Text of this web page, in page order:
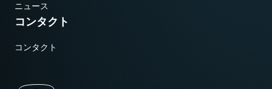
ニュース
コンタクト
コンタクト